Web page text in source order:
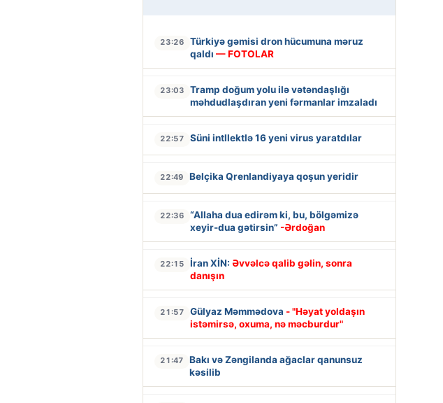
23:26
Türkiyə gəmisi dron hücumuna məruz
qaldı — FOTOLAR
23:03
Tramp doğum yolu ilə vətəndaşlığı
məhdudlaşdıran yeni fərmanlar imzaladı
22:57 Süni intllektlə 16 yeni virus yaratdılar
22:49 Belçika Qrenlandiyaya qoşun yeridir
22:36
“Allaha dua edirəm ki, bu, bölgəmizə
xeyir-dua gətirsin” -Ərdoğan
22:15 İran XİN: Əvvəlcə qalib gəlin, sonra
danışın
21:57 Gülyaz Məmmədova - "Həyat yoldaşın
istəmirsə, oxuma, nə məcburdur"
21:47
Bakı və Zəngilanda ağaclar qanunsuz
kəsilib